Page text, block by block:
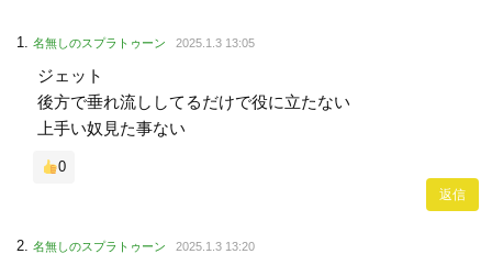
名無しのスプラトゥーン 2025.1.3 13:05
ジェット
後方で垂れ流ししてるだけで役に立たない
上手い奴見た事ない
0
返信
名無しのスプラトゥーン 2025.1.3 13:20